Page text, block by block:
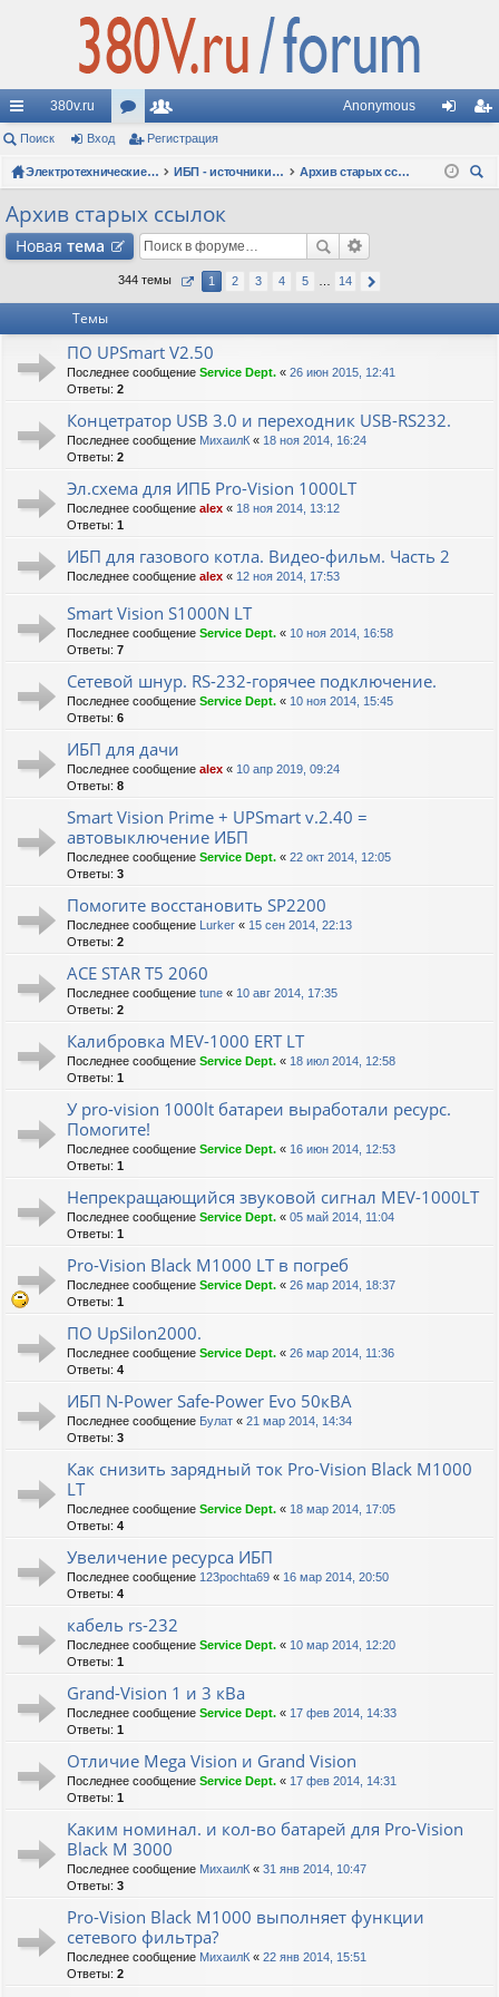
с
ы
лк
380v.ru
ор
ум
ол
ьз
ат
и
Anonymous
д ис
Поиск Вход Регистрация
Электротехнические форумы ИБП - источники бесперебойного питания
Архив старых ссылок
Архив старых ссылок
Новая тема
344 темы 1 2 3 4 5 14
Темы
ПО UPSmart V2.50
Последнее сообщение Service Dept. « 26 июн 2015, 12:41
Ответы: 2
Концетратор USB 3.0 и переходник USB-RS232.
Последнее сообщение МихаилК « 18 ноя 2014, 16:24
Ответы: 2
Эл.схема для ИПБ Pro-Vision 1000LT
Последнее сообщение alex « 18 ноя 2014, 13:12
Ответы: 1
ИБП для газового котла. Видео-фильм. Часть 2
Последнее сообщение alex « 12 ноя 2014, 17:53
Smart Vision S1000N LT
Последнее сообщение Service Dept. « 10 ноя 2014, 16:58
Ответы: 7
Сетевой шнур. RS-232-горячее подключение.
Последнее сообщение Service Dept. « 10 ноя 2014, 15:45
Ответы: 6
ИБП для дачи
Последнее сообщение alex « 10 апр 2019, 09:24
Ответы: 8
Smart Vision Prime + UPSmart v.2.40 =
автовыключение ИБП
Последнее сообщение Service Dept. « 22 окт 2014, 12:05
Ответы: 3
Помогите восстановить SP2200
Последнее сообщение Lurker « 15 сен 2014, 22:13
Ответы: 2
ACE STAR T5 2060
Последнее сообщение tune « 10 авг 2014, 17:35
Ответы: 2
Калибровка MEV-1000 ERT LT
Последнее сообщение Service Dept. « 18 июл 2014, 12:58
Ответы: 1
У pro-vision 1000lt батареи выработали ресурс.
Помогите!
Последнее сообщение Service Dept. « 16 июн 2014, 12:53
Ответы: 1
Непрекращающийся звуковой сигнал MEV-1000LT
Последнее сообщение Service Dept. « 05 май 2014, 11:04
Ответы: 1
Pro-Vision Black M1000 LT в погреб
Последнее сообщение Service Dept. « 26 мар 2014, 18:37
Ответы: 1
ПО UpSilon2000.
Последнее сообщение Service Dept. « 26 мар 2014, 11:36
Ответы: 4
ИБП N-Power Safe-Power Evo 50кВА
Последнее сообщение Булат « 21 мар 2014, 14:34
Ответы: 3
Как снизить зарядный ток Pro-Vision Black M1000
LT
Последнее сообщение Service Dept. « 18 мар 2014, 17:05
Ответы: 4
Увеличение ресурса ИБП
Последнее сообщение 123pochta69 « 16 мар 2014, 20:50
Ответы: 4
кабель rs-232
Последнее сообщение Service Dept. « 10 мар 2014, 12:20
Ответы: 1
Grand-Vision 1 и 3 кВа
Последнее сообщение Service Dept. « 17 фев 2014, 14:33
Ответы: 1
Отличие Mega Vision и Grand Vision
Последнее сообщение Service Dept. « 17 фев 2014, 14:31
Ответы: 1
Каким номинал. и кол-во батарей для Pro-Vision
Black M 3000
Последнее сообщение МихаилК « 31 янв 2014, 10:47
Ответы: 3
Pro-Vision Black M1000 выполняет функции
сетевого фильтра?
Последнее сообщение МихаилК « 22 янв 2014, 15:51
Ответы: 2